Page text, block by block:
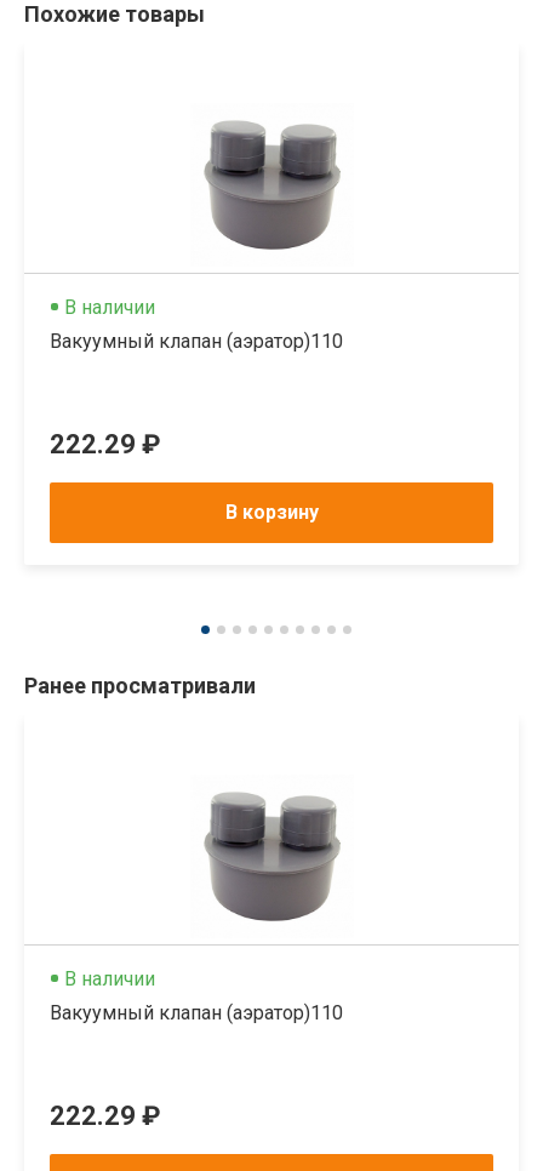
Похожие товары
В наличии
Вакуумный клапан (аэратор)110
222.29 ₽
В корзину
Ранее просматривали
В наличии
Вакуумный клапан (аэратор)110
222.29 ₽